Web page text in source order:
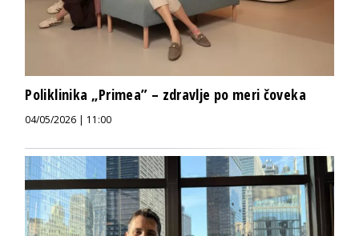
Poliklinika „Primea” – zdravlje po meri čoveka
04/05/2026 | 11:00